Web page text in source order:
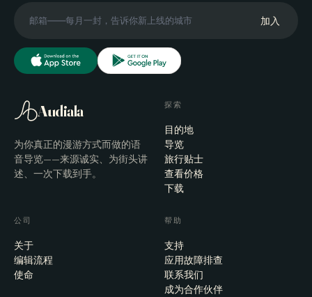
加入
Audiala
为你真正的漫游方式而做的语
音导览——来源诚实、为街头讲
述、一次下载到手。
探索
目的地
导览
旅行贴士
查看价格
下载
公司
关于
编辑流程
使命
帮助
支持
应用故障排查
联系我们
成为合作伙伴